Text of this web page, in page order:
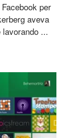
per
aveva
...